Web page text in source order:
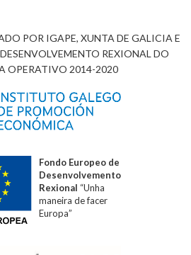
POR IGAPE, XUNTA DE GALICIA E
REXIONAL DO
OPERATIVO 2014-2020
Fondo Europeo de
Desenvolvemento
Rexional “Unha
maneira de facer
Europa”